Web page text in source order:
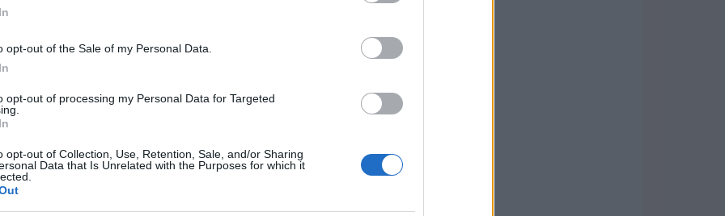
opt-out of the Sale of my Personal Data.
opt-out of processing my Personal Data for Targeted
opt-out of Collection, Use, Retention, Sale, and/or Sharing
Data that Is Unrelated with the Purposes for which it
preannuncia come un evento imperdibile per
di ben 230 marchi, di cui il
un palcoscenico per debutti esclusivi e
possa essere affascinante scoprire un
Kuwata, che entra nel mondo dei
fragranze uniche e suggestive!